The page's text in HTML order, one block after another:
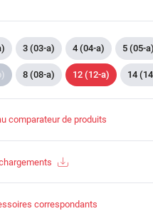
3 (03-a) 4 (04-a) 5 (05-a)
8 (08-a) 12 (12-a) 14
comparateur de produits
correspondants